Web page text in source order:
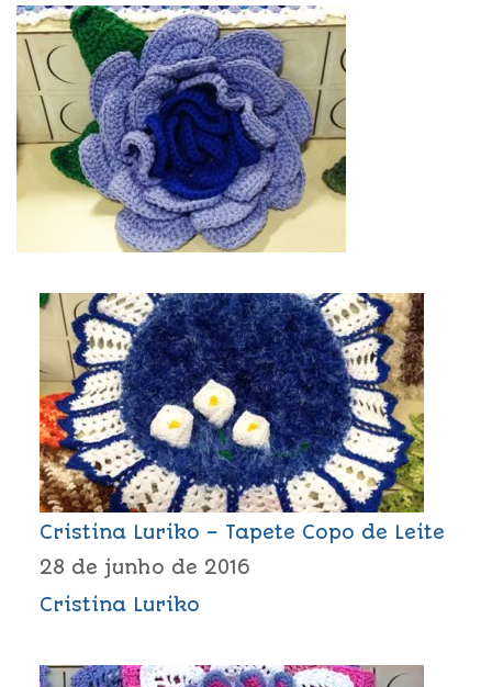
Cristina Luriko – Tapete Copo de Leite
28 de junho de 2016
Cristina Luriko